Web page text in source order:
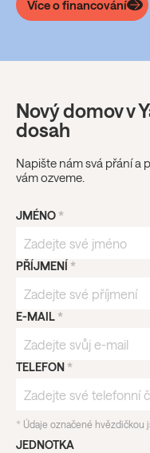
Více o financování
Nový domov v
dosah
Napište nám svá přání a
vám ozveme.
JMÉNO *
PŘÍJMENÍ *
E-MAIL *
TELEFON *
* Údaje označené hvězdičkou
JEDNOTKA